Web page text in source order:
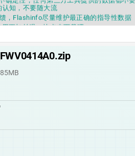
认知，不要随大流
，Flashinfo尽量维护最正确的指导性数据
更加丝滑，快点击下载吧
暂停一段时间才能恢复
定性，任何第三方工具提供的数据都不
，Flashinfo尽量维护最正确的指导性数据
更加丝滑，快点击下载吧